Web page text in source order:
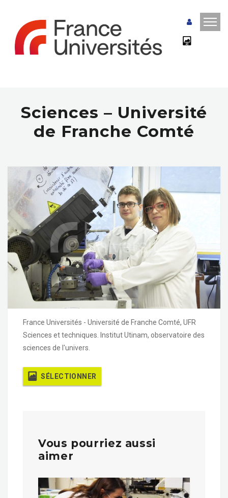
Sciences – Université
de Franche Comté
France Universités - Université de Franche Comté, UFR
Sciences et techniques. Institut Utinam, observatoire des
sciences de l'univers.
SÉLECTIONNER
Vous pourriez aussi
aimer